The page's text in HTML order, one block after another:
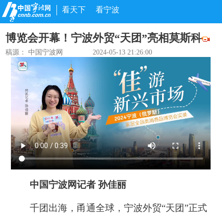
看天下 看宁波
博览会开幕！宁波外贸“天团”亮相莫斯科
稿源： 中国宁波网 2024-05-13 21:26:00
中国宁波网记者 孙佳丽
千团出海，甬通全球，宁波外贸“天团”正式